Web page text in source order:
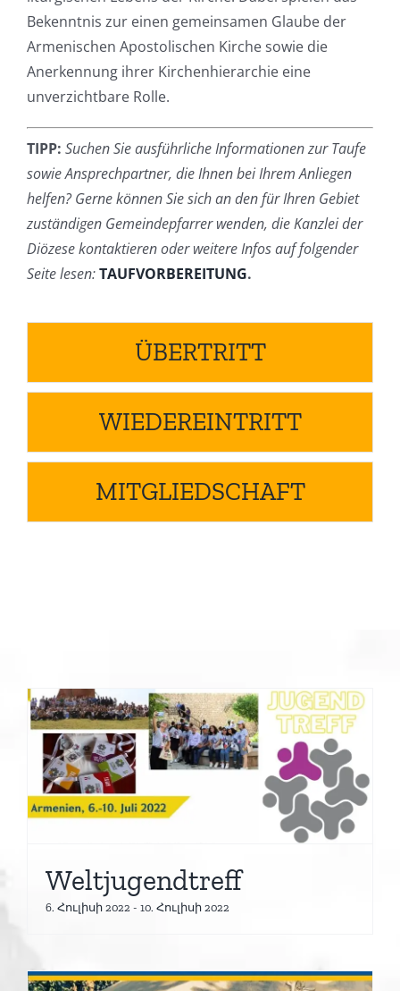
Bekenntnis zur einen gemeinsamen Glaube der
Armenischen Apostolischen Kirche sowie die
Anerkennung ihrer Kirchenhierarchie eine
unverzichtbare Rolle.
TIPP: Suchen Sie ausführliche Informationen zur Taufe
sowie Ansprechpartner, die Ihnen bei Ihrem Anliegen
helfen? Gerne können Sie sich an den für Ihren Gebiet
zuständigen Gemeindepfarrer wenden, die Kanzlei der
Diözese kontaktieren oder weitere Infos auf folgender
Seite lesen:TAUFVORBEREITUNG.
ÜBERTRITT
WIEDEREINTRITT
MITGLIEDSCHAFT
Weltjugendtreff
6. Հուլիսի 2022 - 10. Հուլիսի 2022